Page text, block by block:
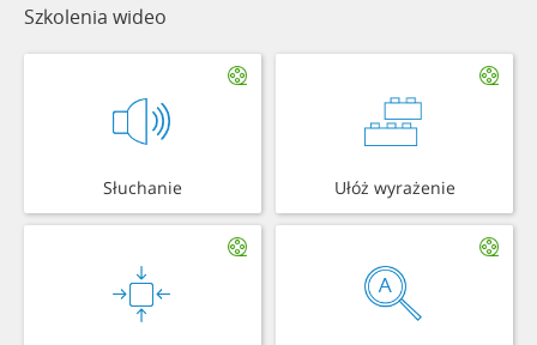
Szkolenia wideo
Słuchanie Ułóż wyrażenie